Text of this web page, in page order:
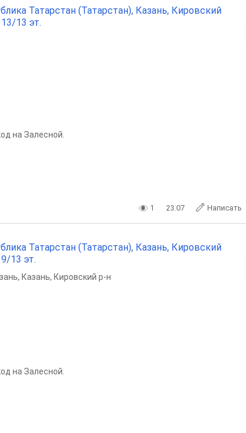
Татарстан (Татарстан), Казань, Кировский
13 эт.
на Залесной.
1 23.07 Написать
Татарстан (Татарстан), Казань, Кировский
13 эт.
, Казань, Кировский р-н
на Залесной.